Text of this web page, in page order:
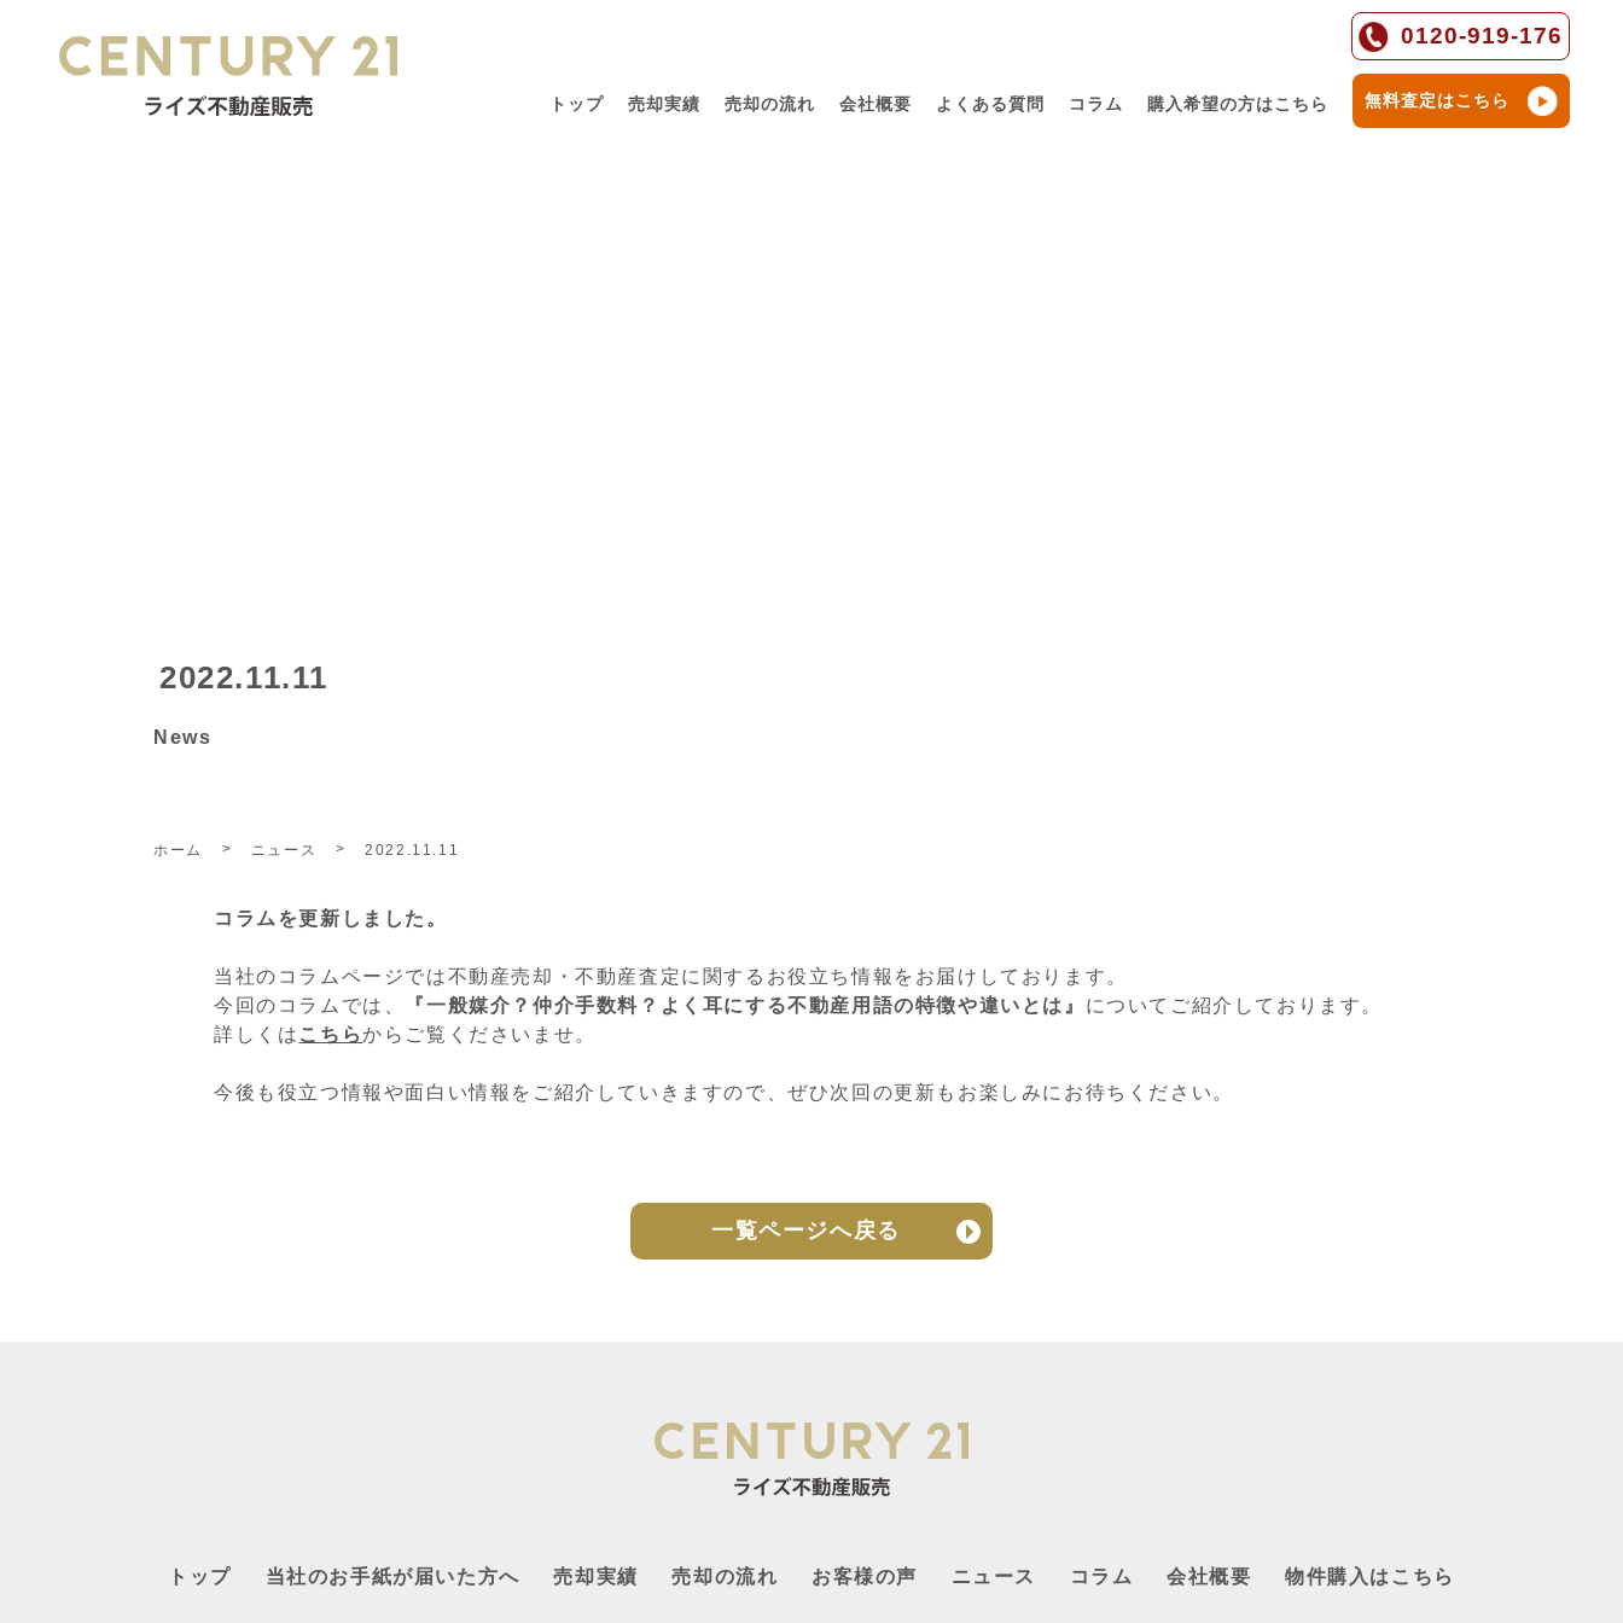
0120-919-176
トップ 売却実績 売却の流れ 会社概要 よくある質問 コラム 購入希望の方はこちら 無料査定はこちら
2022.11.11
News
ホーム ニュース 2022.11.11
コラムを更新しました。
当社のコラムページでは不動産売却・不動産査定に関するお役立ち情報をお届けしております。
今回のコラムでは、
『一般媒介？仲介手数料？よく耳にする不動産用語の特徴や違いとは』 についてご紹介しております。
詳しくは こちらからご覧くださいませ。
今後も役立つ情報や面白い情報をご紹介していきますので、ぜひ次回の更新もお楽しみにお待ちください。
一覧ページへ戻る
トップ 当社のお手紙が届いた方へ 売却実績 売却の流れ お客様の声 ニュース コラム 会社概要 物件購入はこちら